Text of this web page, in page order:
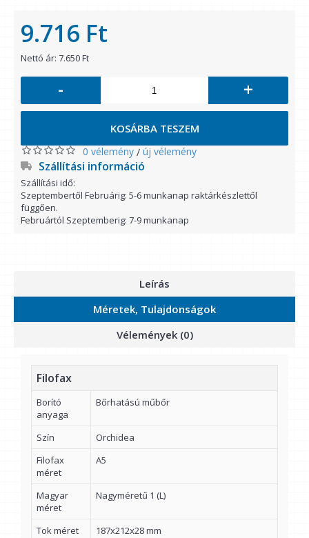
9.716 Ft
Nettó ár: 7.650 Ft
- +
KOSÁRBA TESZEM
0 vélemény / új vélemény
Szállítási információ
Szállítási idő:
Szeptembertől Februárig: 5-6 munkanap raktárkészlettől
függően.
Februártól Szeptemberig: 7-9 munkanap
Leírás
Méretek, Tulajdonságok
Vélemények (0)
Filofax
Borító
anyaga
Bőrhatású műbőr
Szín
Orchidea
Filofax
méret
A5
Magyar
méret
Nagyméretű 1 (L)
Tok méret
187x212x28 mm